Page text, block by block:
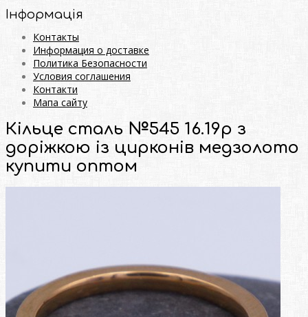
Інформація
Контакты
Информация о доставке
Политика Безопасности
Условия соглашения
Контакти
Мапа сайту
Кільце сталь №545 16.19р з
доріжкою із цирконів медзолото
купити оптом